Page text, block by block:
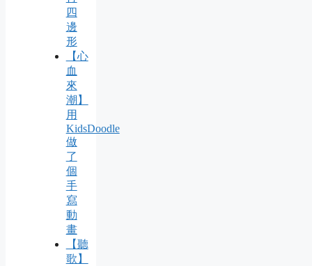
四
邊
形
【心
血
來
潮】
用
KidsDoodle
做
了
個
手
寫
動
畫
【聽
歌】